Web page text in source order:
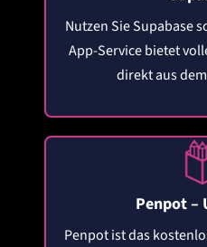
Nutzen Sie Supabase
App-Service bietet
direkt aus
Penpot –
Penpot ist das